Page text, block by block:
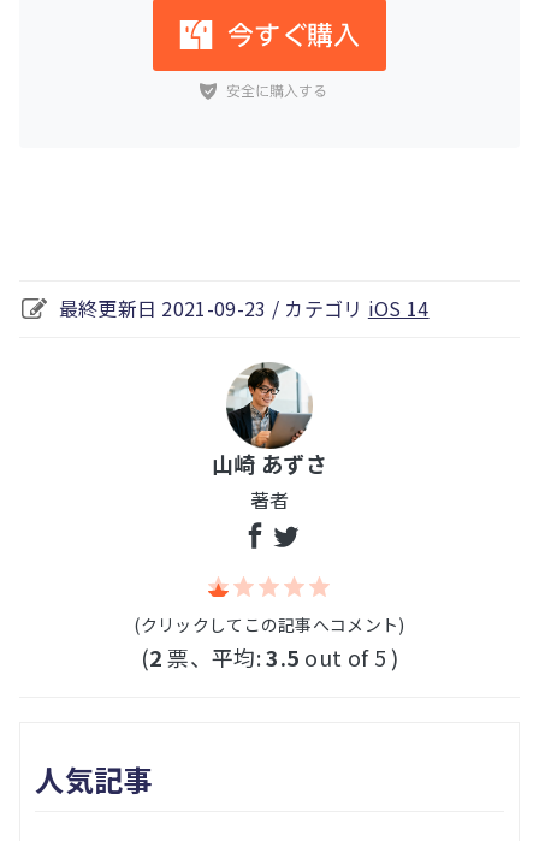
最終更新日 2021-09-23 / カテゴリ iOS 14
山崎 あずさ
著者
(クリックしてこの記事へコメント)
(2票、平均:3.5 out of 5 )
人気記事